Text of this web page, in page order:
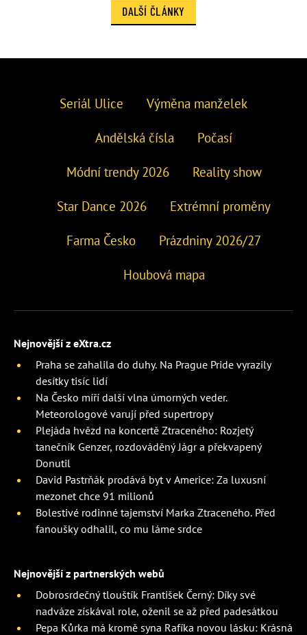
DALŠÍ ČLÁNKY
Seriál Ulice Výměna manželek
Andělská čísla Počasí
Módní trendy 2026 Reality show
Star Dance 2026 Extrémní proměny
Farma Česko Prázdniny 2026/27
Houbová mapa
Nejnovější z eXtra.cz
Praha se zahalila do duhy. Na Prague Pride vyrazily
desítky tisíc lidí
Na Česko míří další vlna úmorných veder.
Meteorologové varují před supertropy
Plejáda hvězd na koncertě Ztraceného: Rozjetý
tanečník Genzer, rozdováděný Jágr a překvapený
Donutil
David Pastrňák prodává byt v Americe: Za luxusní
mezonet chce 91 milionů
Bolestivé rodinné tajemství Marka Ztraceného. Před
fanoušky odhalil, co mu láme srdce
Nejnovější z partnerských webů
Dobrosrdečný tlouštík František Černý: Díky své
nadváze získával role, oženil se až před padesátkou
Pepa Kůrka má kromě syna Rafíka novou lásku: Krásná